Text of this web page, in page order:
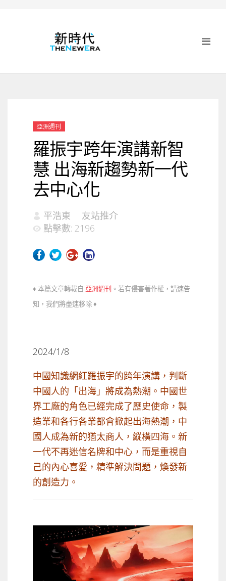
亞洲週刊
羅振宇跨年演講新智
慧 出海新趨勢新一代
去中心化
平浩東
友站推介
點擊數: 2196
♦ 本篇文章轉載自 亞洲週刊 。若有侵害著作權，請速告
知，我們將盡速移除 ♦
2024/1/8
中國知識網紅羅振宇的跨年演講，判斷
中國人的「出海」將成為熱潮。中國世
界工廠的角色已經完成了歷史使命，製
造業和各行各業都會掀起出海熱潮，中
國人成為新的猶太商人，縱橫四海。新
一代不再迷信名牌和中心，而是重視自
己的內心喜愛，精準解決問題，煥發新
的創造力。